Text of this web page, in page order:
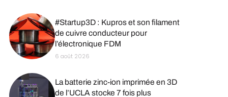
#Startup3D : Kupros et son filament
de cuivre conducteur pour
l’électronique FDM
6 août 2026
La batterie zinc-ion imprimée en 3D
de l’UCLA stocke 7 fois plus